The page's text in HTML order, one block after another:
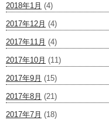
2018年1月 (4)
2017年12月 (4)
2017年11月 (4)
2017年10月 (11)
2017年9月 (15)
2017年8月 (21)
2017年7月 (18)